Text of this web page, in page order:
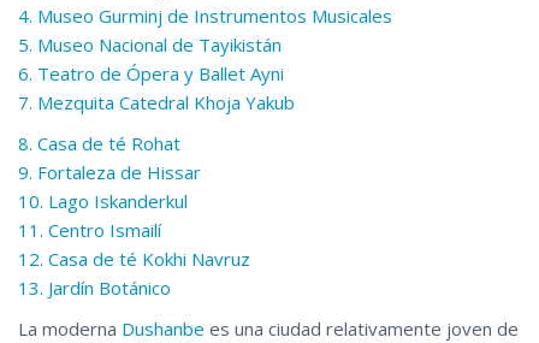
4. Museo Gurminj de Instrumentos Musicales
5. Museo Nacional de Tayikistán
6. Teatro de Ópera y Ballet Ayni
7. Mezquita Catedral Khoja Yakub
8. Casa de té Rohat
9. Fortaleza de Hissar
10. Lago Iskanderkul
11. Centro Ismailí
12. Сasa de té Kokhi Navruz
13. Jardín Botánico
La moderna Dushanbe es una ciudad relativamente joven de